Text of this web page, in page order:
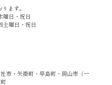
ます。
曜日・祝日
土曜日・祝日
市・矢掛町・早島町・岡山市（一